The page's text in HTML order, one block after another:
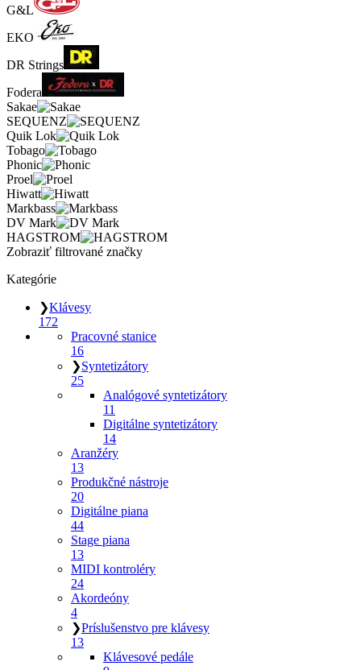
G&L
EKO
DR Strings
Fodera
Sakae
SEQUENZ
Quik Lok
Tobago
Phonic
Proel
Hiwatt
Markbass
DV Mark
HAGSTROM
Zobraziť filtrované značky
Kategórie
❯Klávesy
172
Pracovné stanice
16
❯Syntetizátory
25
Analógové syntetizátory
11
Digitálne syntetizátory
14
Aranžéry
13
Produkčné nástroje
20
Digitálne piana
44
Stage piana
13
MIDI kontroléry
24
Akordeóny
4
❯Príslušenstvo pre klávesy
13
Klávesové pedále